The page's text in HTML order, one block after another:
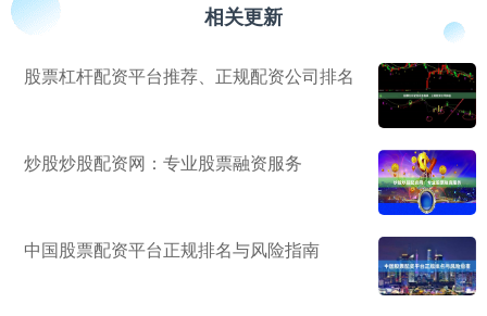
相关更新
股票杠杆配资平台推荐、正规配资公司排名
炒股炒股配资网：专业股票融资服务
中国股票配资平台正规排名与风险指南